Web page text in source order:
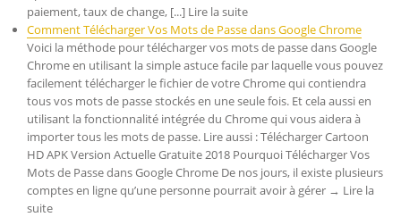
paiement, taux de change, [...] Lire la suite
Comment Télécharger Vos Mots de Passe dans Google Chrome
Voici la méthode pour télécharger vos mots de passe dans Google
Chrome en utilisant la simple astuce facile par laquelle vous pouvez
facilement télécharger le fichier de votre Chrome qui contiendra
tous vos mots de passe stockés en une seule fois. Et cela aussi en
utilisant la fonctionnalité intégrée du Chrome qui vous aidera à
importer tous les mots de passe. Lire aussi : Télécharger Cartoon
HD APK Version Actuelle Gratuite 2018 Pourquoi Télécharger Vos
Mots de Passe dans Google Chrome De nos jours, il existe plusieurs
comptes en ligne qu’une personne pourrait avoir à gérer → Lire la
suite